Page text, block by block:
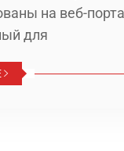
на веб-
для